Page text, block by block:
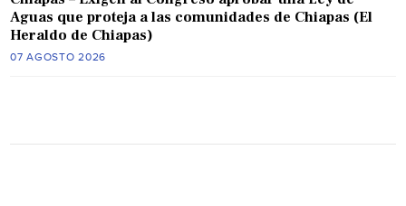
Aguas que proteja a las comunidades de Chiapas (El
Heraldo de Chiapas)
07 AGOSTO 2026